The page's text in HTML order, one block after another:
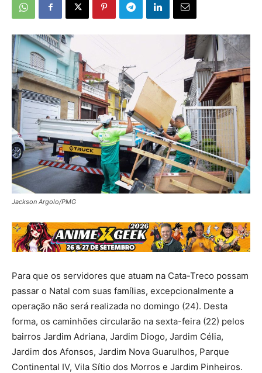
Jackson Argolo/PMG
Para que os servidores que atuam na Cata-Treco possam
passar o Natal com suas famílias, excepcionalmente a
operação não será realizada no domingo (24). Desta
forma, os caminhões circularão na sexta-feira (22) pelos
bairros Jardim Adriana, Jardim Diogo, Jardim Célia,
Jardim dos Afonsos, Jardim Nova Guarulhos, Parque
Continental IV, Vila Sítio dos Morros e Jardim Pinheiros.